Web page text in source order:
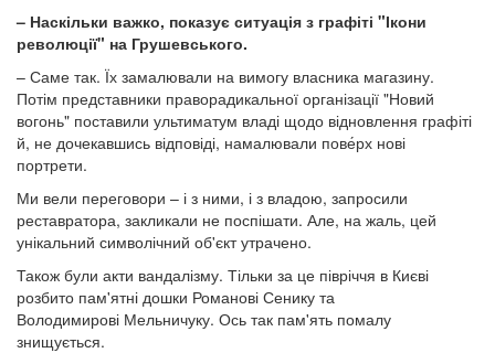
– Наскільки важко, показує ситуація з графіті "Ікони
революції" на Грушевського.
– Саме так. Їх замалювали на вимогу власника магазину.
Потім представники праворадикальної організації "Новий
вогонь" поставили ультиматум владі щодо відновлення графіті
й, не дочекавшись відповіді, намалювали пове́рх нові
портрети.
Ми вели переговори – і з ними, і з владою, запросили
реставратора, закликали не поспішати. Але, на жаль, цей
унікальний символічний об'єкт утрачено.
Також були акти вандалізму. Тільки за це півріччя в Києві
розбито пам'ятні дошки Романові Сенику та
Володимирові Мельничуку. Ось так пам'ять помалу
знищується.